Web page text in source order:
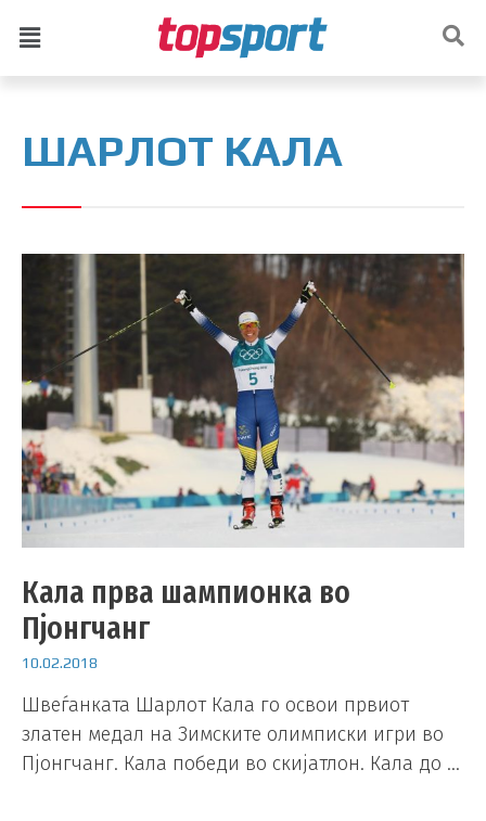
ШАРЛОТ КАЛА
Кала прва шампионка во
Пјонгчанг
10.02.2018
Швеѓанката Шарлот Кала го освои првиот
златен медал на Зимските олимписки игри во
Пјонгчанг. Кала победи во скијатлон. Кала до …